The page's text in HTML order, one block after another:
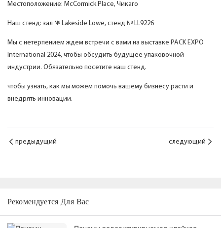
Местоположение: McCormick Place, Чикаго
Наш стенд: зал № Lakeside Lowe, стенд № LL9226
Мы с нетерпением ждем встречи с вами на выставке PACK EXPO
International 2024, чтобы обсудить будущее упаковочной
индустрии. Обязательно посетите наш стенд.
чтобы узнать, как мы можем помочь вашему бизнесу расти и
внедрять инновации.
предыдущий следующий
Рекомендуется Для Вас